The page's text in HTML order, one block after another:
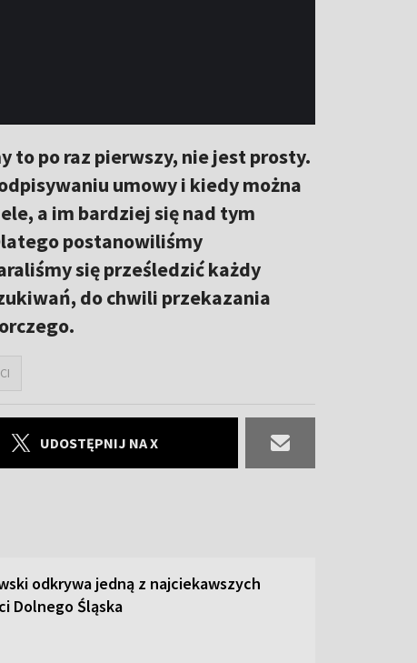
to po raz pierwszy, nie jest prosty.
umowy i kiedy można
a im bardziej się nad tym
postanowiliśmy
się prześledzić każdy
do chwili przekazania
UDOSTĘPNIJ NA X
odkrywa jedną z najciekawszych
Dolnego Śląska